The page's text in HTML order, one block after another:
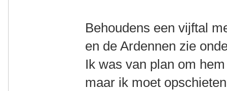
Behoudens een vijftal
en de Ardennen zie
Ik was van plan om
maar ik moet